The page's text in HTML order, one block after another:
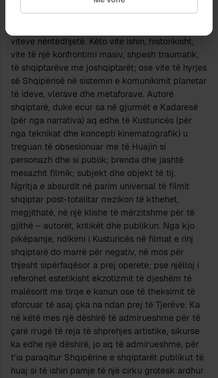
të paktën në Shqipëri; siç e shembëllzon një
viteve nëntëdhjetë. Këto vite ishin, historikisht,
vite të një konfrontimi masiv, shpesh traumatik,
të shqiptarëve me joshqiptarët; ose vite të hyrjes
së Shqipërisë në sistemin e komunikimit planetar
të ideve, vlerave dhe metaforave. Autorë
shqiptarë, duke ecur sa në gjurmët e Kadaresë
(për nga narrativa) aq edhe të Kusturicës (për
nga teknikat dhe koncepti kinematografik) u
treguan të obsesionuar me të Huajin si
personazh dhe si publik; brenda dhe jashtë
mesazhit filmik; subjekt dhe objekt të tij.
Ngritja e absurdit në parim universal të filmit
shqiptar post-totalitar rrezikon të kthehet,
megjithatë, në një klishe të mërzitshme për të
gjithë – autorët, kritikët dhe publikun. Nga kjo
pikëpamje, ndikimi i Kusturicës në filmat e rinj
shqiptarë do marrë për negativ, në mos për
thjesht sipërfaqësor a prej operete; pse njëlloj i
referohet estetikisht ekzotizmit të djeshëm të
malësorit me tirqe e kanun ose të theksimit të
sforcuar të asaj çka na ndan prej të Tjerëve. Ka
në këtë mes një dëshirë të admirueshme për të
çarë rrugë të reja të shprehjes artistike, sikurse
ka edhe një dëshirë, jo aq të admirueshme, për
t’ia paraqitur Shqipërine e shqiptarët publikut të
huaj si të ishin pamje të një cirku grotesk ardhur